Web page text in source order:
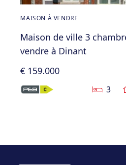
MAISON À VENDRE
Maison de ville 3
vendre à Dinant
€ 159.000
3